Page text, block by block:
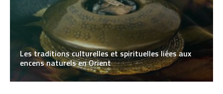
Les traditions culturelles et spirituelles liées aux
encens naturels en Orient